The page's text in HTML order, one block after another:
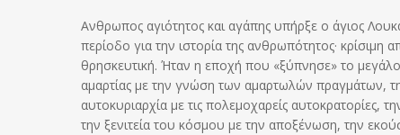
Ανθρωπος αγιότητος και αγάπης υπήρξε ο άγιος
περίοδο για την ιστορία της ανθρωπότητος· κρίσιμη
θρησκευτική. Ήταν η εποχή που «ξύπνησε» το
αμαρτίας με την γνώση των αμαρτωλών πραγμάτων,
αυτοκυριαρχία με τις πολεμοχαρείς
την ξενιτεία του κόσμου με την αποξένωση, την